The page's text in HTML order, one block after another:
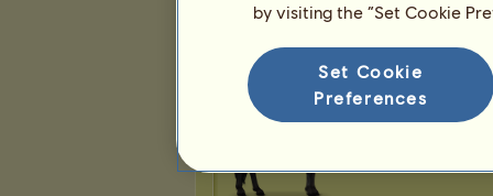
by visiting the “Set Cookie
Set Cookie
Preferences